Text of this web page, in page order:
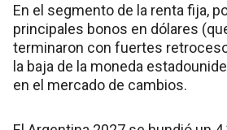
En el segmento de la renta fija,
principales bonos en dólares
terminaron con fuertes
la baja de la moneda
en el mercado de cambios.